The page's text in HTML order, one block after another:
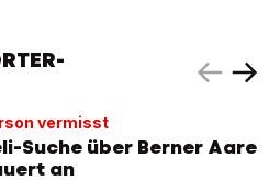
vermisst
Suche über Berner Aare
an